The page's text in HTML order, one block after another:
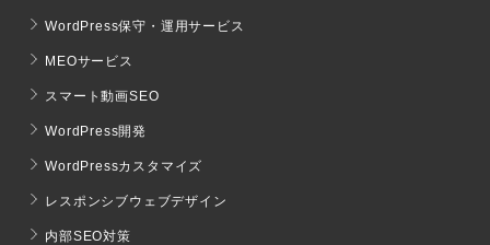
WordPress保守・運用サービス
MEOサービス
スマート動画SEO
WordPress開発
WordPressカスタマイズ
レスポンシブウェブデザイン
内部SEO対策